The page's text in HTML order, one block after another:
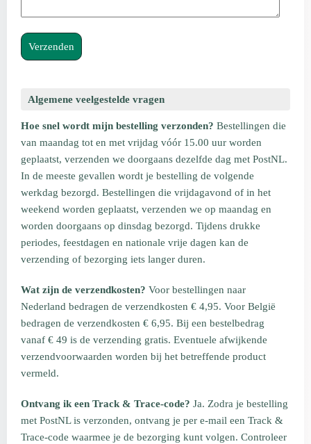
Verzenden
Algemene veelgestelde vragen
Hoe snel wordt mijn bestelling verzonden? Bestellingen die
van maandag tot en met vrijdag vóór 15.00 uur worden
geplaatst, verzenden we doorgaans dezelfde dag met PostNL.
In de meeste gevallen wordt je bestelling de volgende
werkdag bezorgd. Bestellingen die vrijdagavond of in het
weekend worden geplaatst, verzenden we op maandag en
worden doorgaans op dinsdag bezorgd. Tijdens drukke
periodes, feestdagen en nationale vrije dagen kan de
verzending of bezorging iets langer duren.
Wat zijn de verzendkosten? Voor bestellingen naar
Nederland bedragen de verzendkosten € 4,95. Voor België
bedragen de verzendkosten € 6,95. Bij een bestelbedrag
vanaf € 49 is de verzending gratis. Eventuele afwijkende
verzendvoorwaarden worden bij het betreffende product
vermeld.
Ontvang ik een Track & Trace-code? Ja. Zodra je bestelling
met PostNL is verzonden, ontvang je per e-mail een Track &
Trace-code waarmee je de bezorging kunt volgen. Controleer